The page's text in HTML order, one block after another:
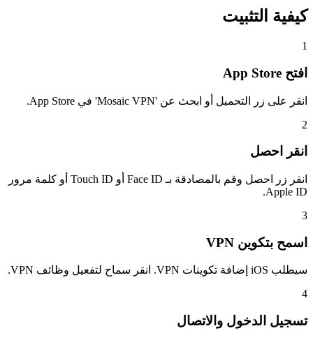
كيفية التثبيت
1
افتح App Store
انقر على زر التحميل أو ابحث عن 'Mosaic VPN' في App Store.
2
انقر احصل
انقر زر احصل وقم بالمصادقة بـ Face ID أو Touch ID أو كلمة مرور
Apple ID.
3
اسمح بتكوين VPN
سيطلب iOS إضافة تكوينات VPN. انقر سماح لتفعيل وظائف VPN.
4
تسجيل الدخول والاتصال